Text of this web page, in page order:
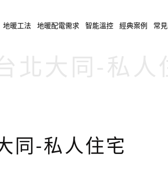
地暖工法 地暖配電需求 智能溫控 經典案例 常
同-私人住宅